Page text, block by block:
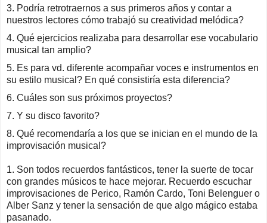
3. Podría retrotraernos a sus primeros años y contar a
nuestros lectores cómo trabajó su creatividad melódica?
4. Qué ejercicios realizaba para desarrollar ese vocabulario
musical tan amplio?
5. Es para vd. diferente acompañar voces e instrumentos en
su estilo musical? En qué consistiría esta diferencia?
6. Cuáles son sus próximos proyectos?
7. Y su disco favorito?
8. Qué recomendaría a los que se inician en el mundo de la
improvisación musical?
1. Son todos recuerdos fantásticos, tener la suerte de tocar
con grandes músicos te hace mejorar. Recuerdo escuchar
improvisaciones de Perico, Ramón Cardo, Toni Belenguer o
Alber Sanz y tener la sensación de que algo mágico estaba
pasanado.